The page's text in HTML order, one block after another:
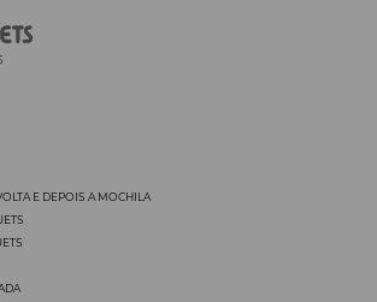
E DEPOIS A MOCHILA